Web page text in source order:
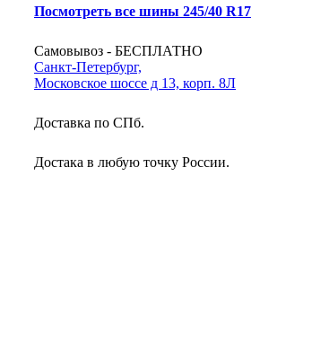
Посмотреть все шины 245/40 R17
Самовывоз - БЕСПЛАТНО
Санкт-Петербург,
Московское шоссе д 13, корп. 8Л
Доставка по СПб.
Достака в любую точку России.